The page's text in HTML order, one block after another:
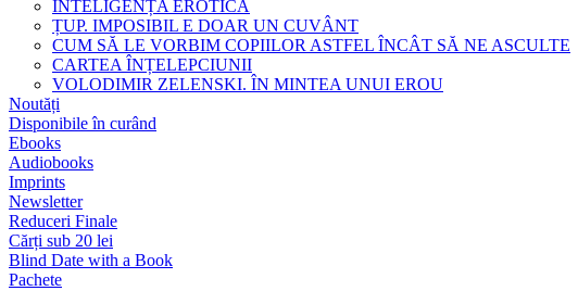
INTELIGENȚA EROTICĂ
ȚUP. IMPOSIBIL E DOAR UN CUVÂNT
CUM SĂ LE VORBIM COPIILOR ASTFEL ÎNCÂT SĂ NE ASCULTE
CARTEA ÎNȚELEPCIUNII
VOLODIMIR ZELENSKI. ÎN MINTEA UNUI EROU
Noutăți
Disponibile în curând
Ebooks
Audiobooks
Imprints
Newsletter
Reduceri Finale
Cărți sub 20 lei
Blind Date with a Book
Pachete